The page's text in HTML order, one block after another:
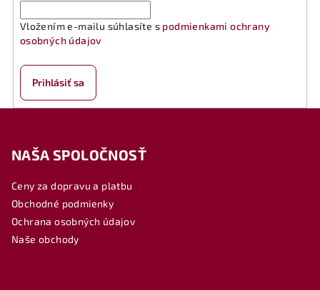
Vložením e-mailu súhlasíte s podmienkami ochrany
osobných údajov
Prihlásiť sa
NAŠA SPOLOČNOSŤ
Ceny za dopravu a platbu
Obchodné podmienky
Ochrana osobných údajov
Naše obchody